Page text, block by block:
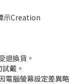
示Creation
退換貨。
戴。
電腦螢幕設定差異略